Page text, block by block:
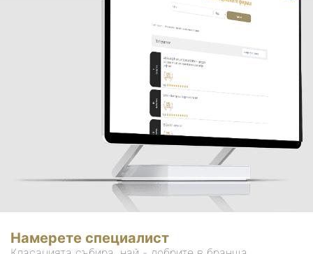
Намерете специалист